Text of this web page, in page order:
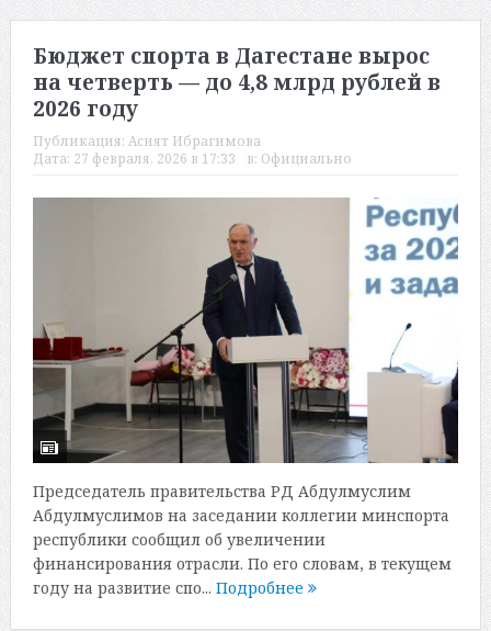
Бюджет спорта в Дагестане вырос
на четверть — до 4,8 млрд рублей в
2026 году
Публикация: Асият Ибрагимова
Дата: 27 февраля, 2026 в 17:33 в: Официально
Председатель правительства РД Абдулмуслим
Абдулмуслимов на заседании коллегии минспорта
республики сообщил об увеличении
финансирования отрасли. По его словам, в текущем
году на развитие спо... Подробнее